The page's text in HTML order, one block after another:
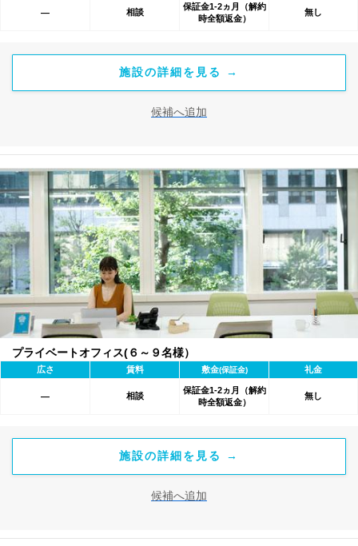
― 相談
保証金1-2ヵ月（解約
時全額返金）
無し
施設の詳細を見る →
候補へ追加
プライベートオフィス(６～９名様）
広さ 賃料 敷金(保証金) 礼金
― 相談
保証金1-2ヵ月（解約
時全額返金）
無し
施設の詳細を見る →
候補へ追加